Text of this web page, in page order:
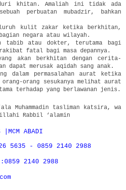
khitan. Amaliah ini tidak ada
perbuatan mubadzir, bahkan
kulit zakar ketika berkhitan,
negara atau wilayah.
atau dokter, terutama bagi
fatal bagi masa depannya.
akan berkhitan dengan cerita-
dapat merusak aqidah sang anak.
dalam permasalahan aurat ketika
orang sesukanya melihat aurat
terhadap yang berlawanan jenis.
Muhammadin tasliman katsira, wa
Rabbil ‘alamin
|MCM ABADI
5635 - 0859 2140 2988
2140 2988